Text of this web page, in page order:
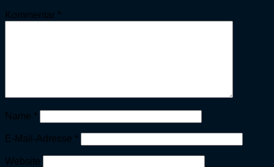
Kommentar *
Name *
E-Mail-Adresse *
Website